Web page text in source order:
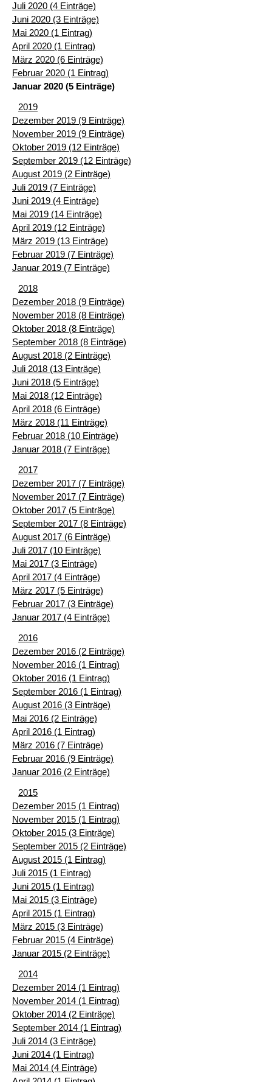
Juli 2020 (4 Einträge)
Juni 2020 (3 Einträge)
Mai 2020 (1 Eintrag)
April 2020 (1 Eintrag)
März 2020 (6 Einträge)
Februar 2020 (1 Eintrag)
Januar 2020 (5 Einträge)
2019
Dezember 2019 (9 Einträge)
November 2019 (9 Einträge)
Oktober 2019 (12 Einträge)
September 2019 (12 Einträge)
August 2019 (2 Einträge)
Juli 2019 (7 Einträge)
Juni 2019 (4 Einträge)
Mai 2019 (14 Einträge)
April 2019 (12 Einträge)
März 2019 (13 Einträge)
Februar 2019 (7 Einträge)
Januar 2019 (7 Einträge)
2018
Dezember 2018 (9 Einträge)
November 2018 (8 Einträge)
Oktober 2018 (8 Einträge)
September 2018 (8 Einträge)
August 2018 (2 Einträge)
Juli 2018 (13 Einträge)
Juni 2018 (5 Einträge)
Mai 2018 (12 Einträge)
April 2018 (6 Einträge)
März 2018 (11 Einträge)
Februar 2018 (10 Einträge)
Januar 2018 (7 Einträge)
2017
Dezember 2017 (7 Einträge)
November 2017 (7 Einträge)
Oktober 2017 (5 Einträge)
September 2017 (8 Einträge)
August 2017 (6 Einträge)
Juli 2017 (10 Einträge)
Mai 2017 (3 Einträge)
April 2017 (4 Einträge)
März 2017 (5 Einträge)
Februar 2017 (3 Einträge)
Januar 2017 (4 Einträge)
2016
Dezember 2016 (2 Einträge)
November 2016 (1 Eintrag)
Oktober 2016 (1 Eintrag)
September 2016 (1 Eintrag)
August 2016 (3 Einträge)
Mai 2016 (2 Einträge)
April 2016 (1 Eintrag)
März 2016 (7 Einträge)
Februar 2016 (9 Einträge)
Januar 2016 (2 Einträge)
2015
Dezember 2015 (1 Eintrag)
November 2015 (1 Eintrag)
Oktober 2015 (3 Einträge)
September 2015 (2 Einträge)
August 2015 (1 Eintrag)
Juli 2015 (1 Eintrag)
Juni 2015 (1 Eintrag)
Mai 2015 (3 Einträge)
April 2015 (1 Eintrag)
März 2015 (3 Einträge)
Februar 2015 (4 Einträge)
Januar 2015 (2 Einträge)
2014
Dezember 2014 (1 Eintrag)
November 2014 (1 Eintrag)
Oktober 2014 (2 Einträge)
September 2014 (1 Eintrag)
Juli 2014 (3 Einträge)
Juni 2014 (1 Eintrag)
Mai 2014 (4 Einträge)